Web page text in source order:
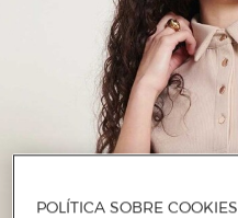
POLÍTICA SOBRE COOKIES